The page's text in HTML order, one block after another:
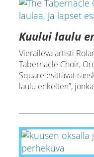
Kuului laulu
Vieraileva artisti
Tabernacle Choir,
Square esittävät
laulu enkelten”,